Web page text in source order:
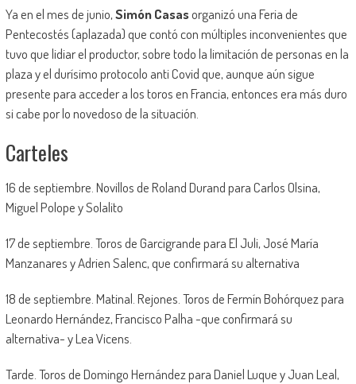
Ya en el mes de junio,Simón Casasorganizó una Feria de
Pentecostés (aplazada) que contó con múltiples inconvenientes que
tuvo que lidiar el productor, sobre todo la limitación de personas en la
plaza y el durísimo protocolo anti Covid que, aunque aún sigue
presente para acceder a los toros en Francia, entonces era más duro
si cabe por lo novedoso de la situación.
Carteles
16 de septiembre. Novillos de Roland Durand para Carlos Olsina,
Miguel Polope y Solalito
17 de septiembre. Toros de Garcigrande para El Juli, José María
Manzanares y Adrien Salenc, que confirmará su alternativa
18 de septiembre. Matinal. Rejones. Toros de Fermín Bohórquez para
Leonardo Hernández, Francisco Palha -que confirmará su
alternativa- y Lea Vicens.
Tarde. Toros de Domingo Hernández para Daniel Luque y Juan Leal,